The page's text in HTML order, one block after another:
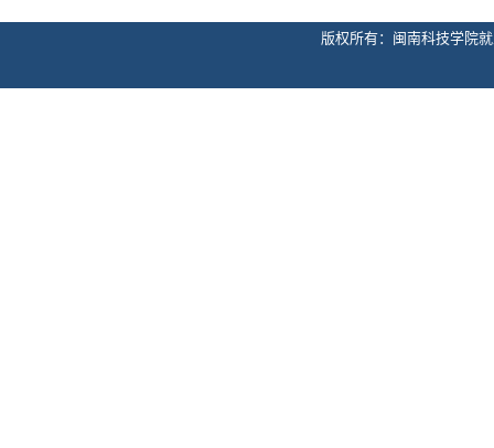
版权所有：闽南科技学院